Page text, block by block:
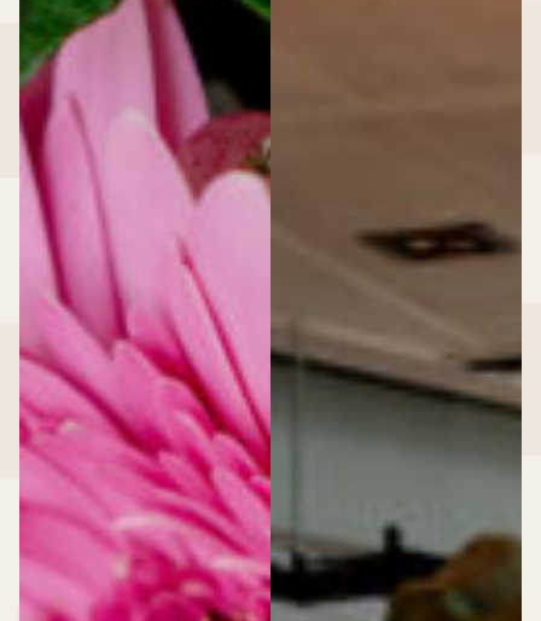
Dudok Rotterdam
Dudok Den Haag
Dudok Arnhem
Dudok In Het Park
Dudok Aan ’t IJ
HAKA Urban Bistro
Trattoria Sophia
RDM Kantine
Events & Event locaties
Event locaties
Event locaties
Locaties
Cruise Terminal Rotterdam
Dudok Aan ’t IJ